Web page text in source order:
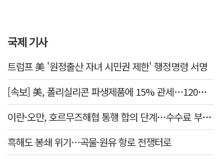
국제 기사
트럼프 美 '원정출산 자녀 시민권 제한' 행정명령 서명
[속보] 美, 폴리실리콘 파생제품에 15% 관세…120일 뒤 발효
이란-오만, 호르무즈해협 통행 합의 단계…수수료 부과되나
흑해도 봉쇄 위기…곡물·원유 항로 전쟁터로